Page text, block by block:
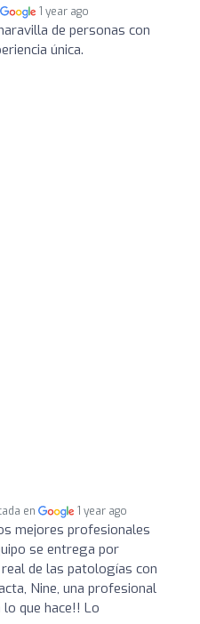
1 year ago
de personas con
única.
en 1 year ago
mejores profesionales
se entrega por
de las patologías con
Nine, una profesional
que hace!! Lo